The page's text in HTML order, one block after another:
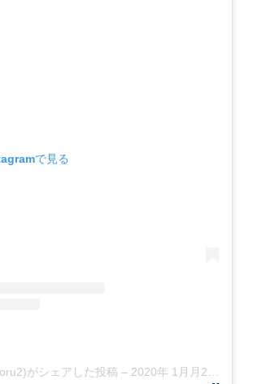
で見る
がシェアした投稿 – 2020年 1月月25日午前4時19分PST